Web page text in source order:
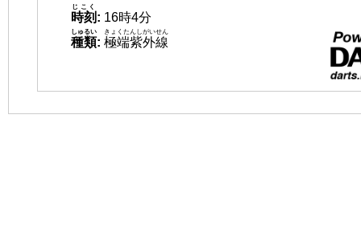
時刻
じこく
: 16時4分
種類
しゅるい
: 極端紫外線
きょくたんしがいせん